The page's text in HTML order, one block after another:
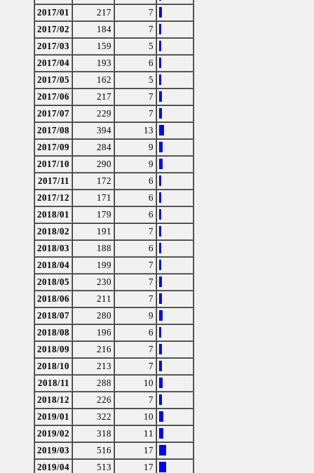
2017/01
217
7
2017/02
184
7
2017/03
159
5
2017/04
193
6
2017/05
162
5
2017/06
217
7
2017/07
229
7
2017/08
394
13
2017/09
284
9
2017/10
290
9
2017/11
172
6
2017/12
171
6
2018/01
179
6
2018/02
191
7
2018/03
188
6
2018/04
199
7
2018/05
230
7
2018/06
211
7
2018/07
280
9
2018/08
196
6
2018/09
216
7
2018/10
213
7
2018/11
288
10
2018/12
226
7
2019/01
322
10
2019/02
318
11
2019/03
516
17
2019/04
513
17